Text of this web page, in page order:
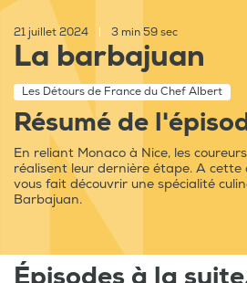
21 juillet 2024 3 min 59 sec
La barbajuan
Les Détours de France du Chef Albert
Résumé de
En reliant Monaco à Nice, les
réalisent leur dernière étape. A cette
vous fait découvrir une spécialité
Barbajuan.